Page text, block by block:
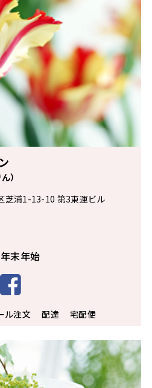
）
芝浦1-13-10 第3東運ビル
末年始
ル注文 配達 宅配便